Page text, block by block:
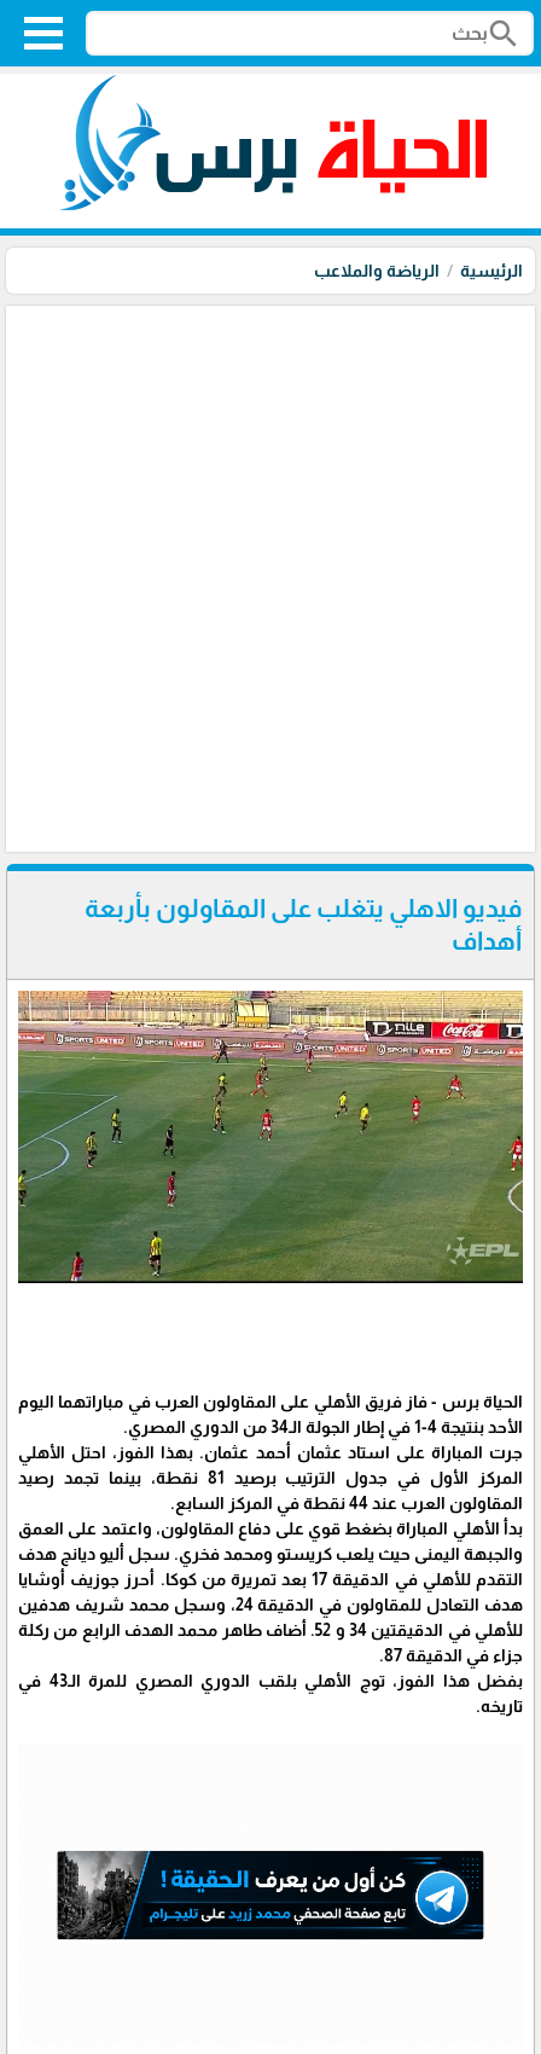
search
الرئيسية الرياضة والملاعب
فيديو الاهلي يتغلب على المقاولون بأربعة
أهداف
الحياة برس - فاز فريق الأهلي على المقاولون العرب في مباراتهما اليوم
الأحد بنتيجة 4-1 في إطار الجولة الـ34 من الدوري المصري.
جرت المباراة على استاد عثمان أحمد عثمان. بهذا الفوز، احتل الأهلي
المركز الأول في جدول الترتيب برصيد 81 نقطة، بينما تجمد رصيد
المقاولون العرب عند 44 نقطة في المركز السابع.
بدأ الأهلي المباراة بضغط قوي على دفاع المقاولون، واعتمد على العمق
والجبهة اليمنى حيث يلعب كريستو ومحمد فخري. سجل أليو ديانج هدف
التقدم للأهلي في الدقيقة 17 بعد تمريرة من كوكا. أحرز جوزيف أوشايا
هدف التعادل للمقاولون في الدقيقة 24، وسجل محمد شريف هدفين
للأهلي في الدقيقتين 34 و 52. أضاف طاهر محمد الهدف الرابع من ركلة
جزاء في الدقيقة 87.
بفضل هذا الفوز، توج الأهلي بلقب الدوري المصري للمرة الـ43 في
تاريخه.